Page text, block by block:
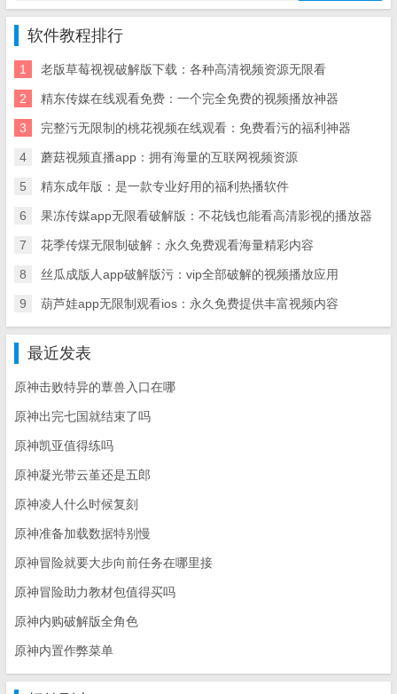
软件教程排行
1 老版草莓视视破解版下载：各种高清视频资源无限看
2 精东传媒在线观看免费：一个完全免费的视频播放神器
3 完整污无限制的桃花视频在线观看：免费看污的福利神器
4 蘑菇视频直播app：拥有海量的互联网视频资源
5 精东成年版：是一款专业好用的福利热播软件
6 果冻传媒app无限看破解版：不花钱也能看高清影视的播放器
7 花季传煤无限制破解：永久免费观看海量精彩内容
8 丝瓜成版人app破解版污：vip全部破解的视频播放应用
9 葫芦娃app无限制观看ios：永久免费提供丰富视频内容
最近发表
原神击败特异的蕈兽入口在哪
原神出完七国就结束了吗
原神凯亚值得练吗
原神凝光带云堇还是五郎
原神凌人什么时候复刻
原神准备加载数据特别慢
原神冒险就要大步向前任务在哪里接
原神冒险助力教材包值得买吗
原神内购破解版全角色
原神内置作弊菜单